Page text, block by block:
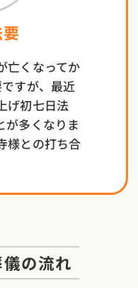
亡くなってか
すが、最近
げ初七日法
が多くなりま
様との打ち合
の流れ